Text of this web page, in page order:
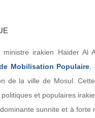
irakien Haider Al
Mobilisation Populaire
de la ville de Mosul.
et populaires
sunnite et à